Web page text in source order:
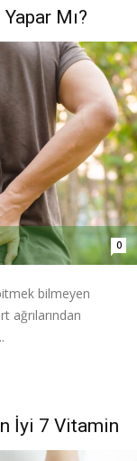
Mı?
0
bilmeyen
ağrılarından
İyi 7 Vitamin